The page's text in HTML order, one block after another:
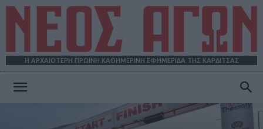
Η ΑΡΧΑΙΟΤΕΡΗ ΠΡΩΪΝΗ ΚΑΘΗΜΕΡΙΝΗ ΕΦΗΜΕΡΙΔΑ ΤΗΣ ΚΑΡΔΙΤΣΑΣ